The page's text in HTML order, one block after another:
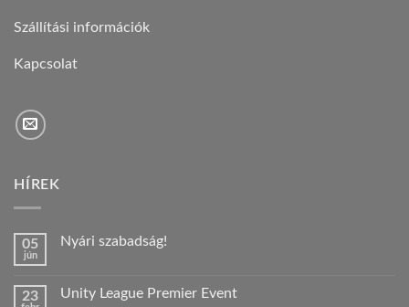
Szállítási információk
Kapcsolat
HÍREK
05
jún
Nyári szabadság!
Nyári
23 Unity League Premier Event